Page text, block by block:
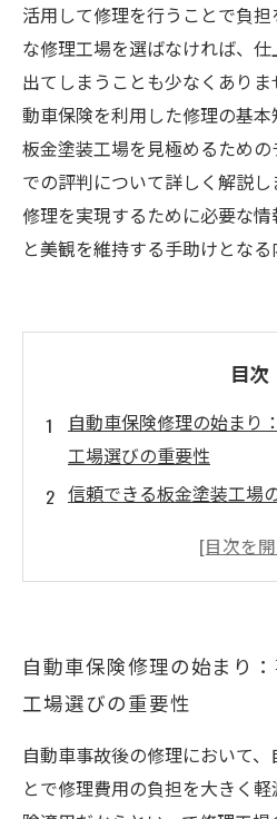
活用して修理を行うことで負
な修理工場を選ばなければ、
出てしまうことも少なくあり
動車保険を利用した修理の基
板金塗装工場を見極めるため
での評判について詳しく解説
修理を実現するために必要な
と美観を維持する手助けとなる
目次
自動車保険修理の始まり
工場選びの重要性
信頼できる板金塗装工場
保険を使った修理の流れ
ら学ぶポイント
修理完了後の安心感：信
す車の安全と美観維持
自動車保険修理で損をし
べき知識
自動車保険修理の始まり
工場選びの重要性
自動車事故後の修理において
とで修理費用の負担を大きく